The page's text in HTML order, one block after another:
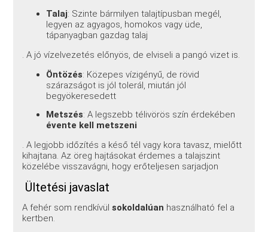
Talaj: Szinte bármilyen talajtípusban megél,
legyen az agyagos, homokos vagy üde,
tápanyagban gazdag talaj
. A jó vízelvezetés előnyös, de elviseli a pangó vizet is.
Öntözés: Közepes vízigényű, de rövid
szárazságot is jól tolerál, miután jól
begyökeresedett
Metszés: A legszebb télivörös szín érdekében
évente kell metszeni
. A legjobb időzítés a késő tél vagy kora tavasz, mielőtt
kihajtana. Az öreg hajtásokat érdemes a talajszint
közelébe visszavágni, hogy erőteljesen sarjadjon
Ültetési javaslat
A fehér som rendkívülsokoldalúan használható fel a
kertben.